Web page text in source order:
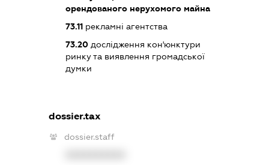
орендованого нерухомого майна
73.11рекламні агентства
73.20дослідження кон'юнктури
ринку та виявлення громадської
думки
dossier.tax
dossier.staff